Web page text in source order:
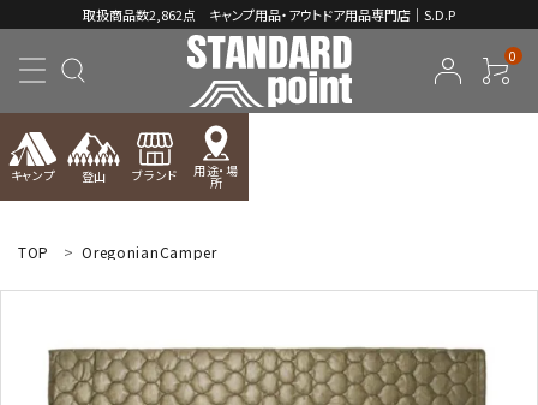
取扱商品数2,862点 キャンプ用品・アウトドア用品専門店｜S.D.P
0
キャンプ 登山 ブランド 用途・場
所
ようこそ ゲスト 様
コンテンツ
TOP OregonianCamper